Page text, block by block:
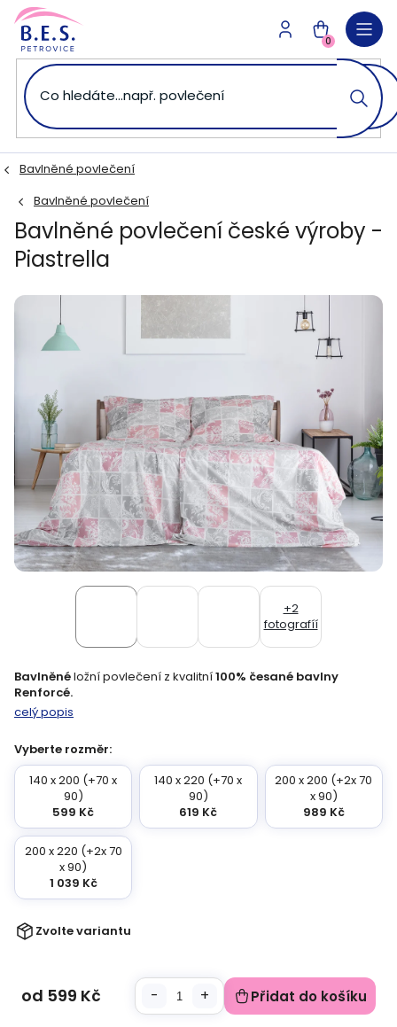
Přejít
obsah
NÁKUPNÍ
KOŠÍK
0
Bavlněné povlečení
Bavlněné povlečení
Bavlněné povlečení české výroby -
Piastrella
+2
fotografíí
Zvolte variantu
Vyberte rozměr:
140 x 200 (+70 x
90)
599 Kč
140 x 220 (+70 x
90)
619 Kč
200 x 200 (+2x 70
x 90)
989 Kč
200 x 220 (+2x 70
x 90)
1 039 Kč
Bavlněnéložní povlečení z kvalitní100% česané bavlny
Renforcé.
celý popis
od 599 Kč Přidat do košíku